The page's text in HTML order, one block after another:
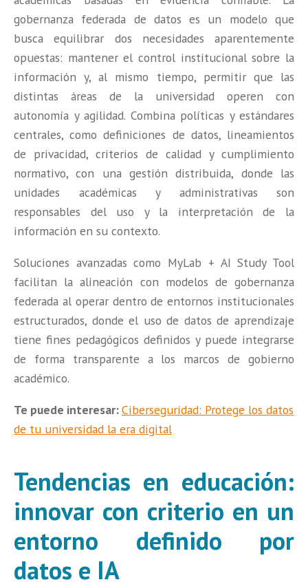
gobernanza federada de datos es un modelo que
busca equilibrar dos necesidades aparentemente
opuestas: mantener el control institucional sobre la
información y, al mismo tiempo, permitir que las
distintas áreas de la universidad operen con
autonomía y agilidad. Combina políticas y estándares
centrales, como definiciones de datos, lineamientos
de privacidad, criterios de calidad y cumplimiento
normativo, con una gestión distribuida, donde las
unidades académicas y administrativas son
responsables del uso y la interpretación de la
información en su contexto.
Soluciones avanzadas como MyLab + AI Study Tool
facilitan la alineación con modelos de gobernanza
federada al operar dentro de entornos institucionales
estructurados, donde el uso de datos de aprendizaje
tiene fines pedagógicos definidos y puede integrarse
de forma transparente a los marcos de gobierno
académico.
Te puede interesar:Ciberseguridad: Protege los datos
de tu universidad la era digital
Tendencias en educación:
innovar con criterio en un
entorno definido por
datos e IA